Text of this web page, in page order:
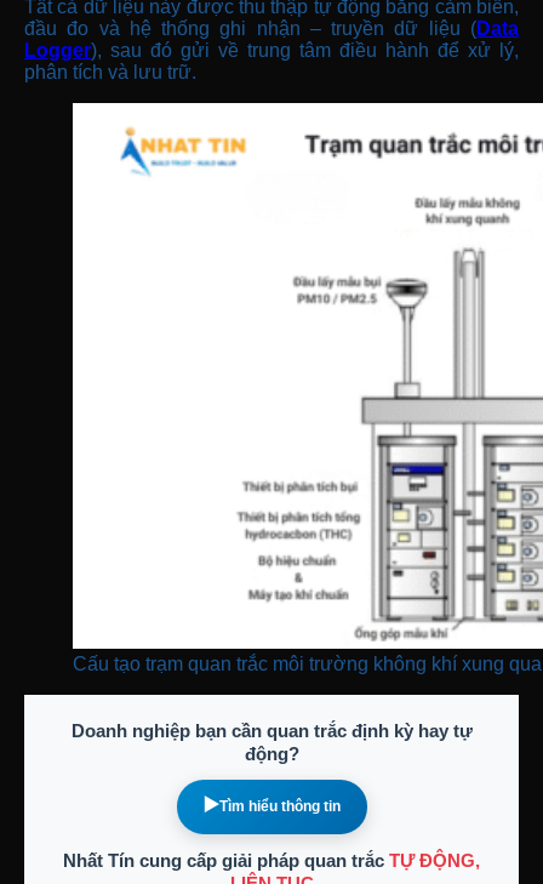
Tất cả dữ liệu này được thu thập tự động bằng cảm biến,
đầu đo và hệ thống ghi nhận – truyền dữ liệu (Data
Logger), sau đó gửi về trung tâm điều hành để xử lý,
phân tích và lưu trữ.
Cấu tạo trạm quan trắc môi trường không khí xung
Doanh nghiệp bạn cần quan trắc định kỳ hay tự
động?
▶️Tìm hiểu thông tin
Nhất Tín cung cấp giải pháp quan trắc TỰ ĐỘNG,